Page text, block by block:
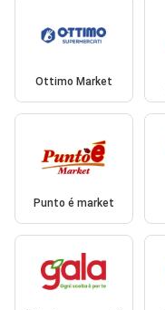
Ottimo Market
Punto é market